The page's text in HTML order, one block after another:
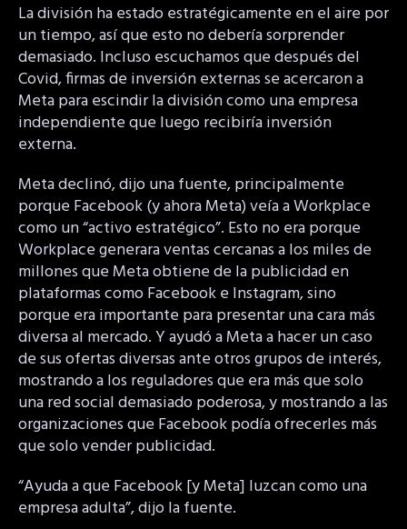
La división ha estado estratégicamente en el aire por
un tiempo, así que esto no debería sorprender
demasiado. Incluso escuchamos que después del
Covid, firmas de inversión externas se acercaron a
Meta para escindir la división como una empresa
independiente que luego recibiría inversión
externa.
Meta declinó, dijo una fuente, principalmente
porque Facebook (y ahora Meta) veía a Workplace
como un “activo estratégico”. Esto no era porque
Workplace generara ventas cercanas a los miles de
millones que Meta obtiene de la publicidad en
plataformas como Facebook e Instagram, sino
porque era importante para presentar una cara más
diversa al mercado. Y ayudó a Meta a hacer un caso
de sus ofertas diversas ante otros grupos de interés,
mostrando a los reguladores que era más que solo
una red social demasiado poderosa, y mostrando a las
organizaciones que Facebook podía ofrecerles más
que solo vender publicidad.
“Ayuda a que Facebook [y Meta] luzcan como una
empresa adulta”, dijo la fuente.